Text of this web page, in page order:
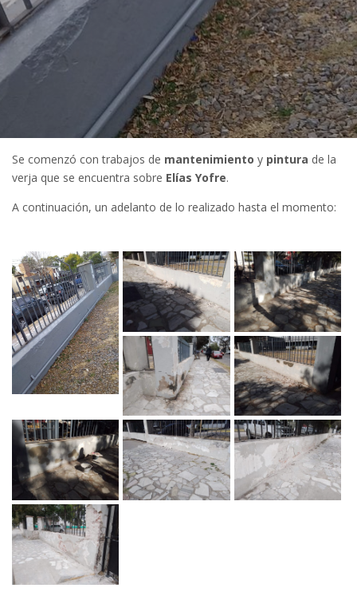
Se comenzó con trabajos de mantenimiento y pintura de la
verja que se encuentra sobre Elías Yofre.
A continuación, un adelanto de lo realizado hasta el momento: